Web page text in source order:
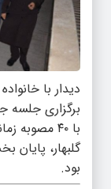
دیدار با
برگزاری جلسه
با ۴۰
گلبهار،
بود.